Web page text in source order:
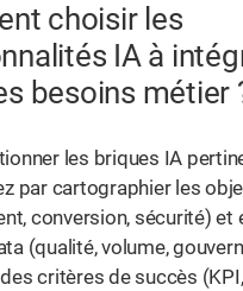
choisir les
IA à
besoins métier
les briques IA
par cartographier les
conversion, sécurité) et
(qualité, volume,
critères de succès